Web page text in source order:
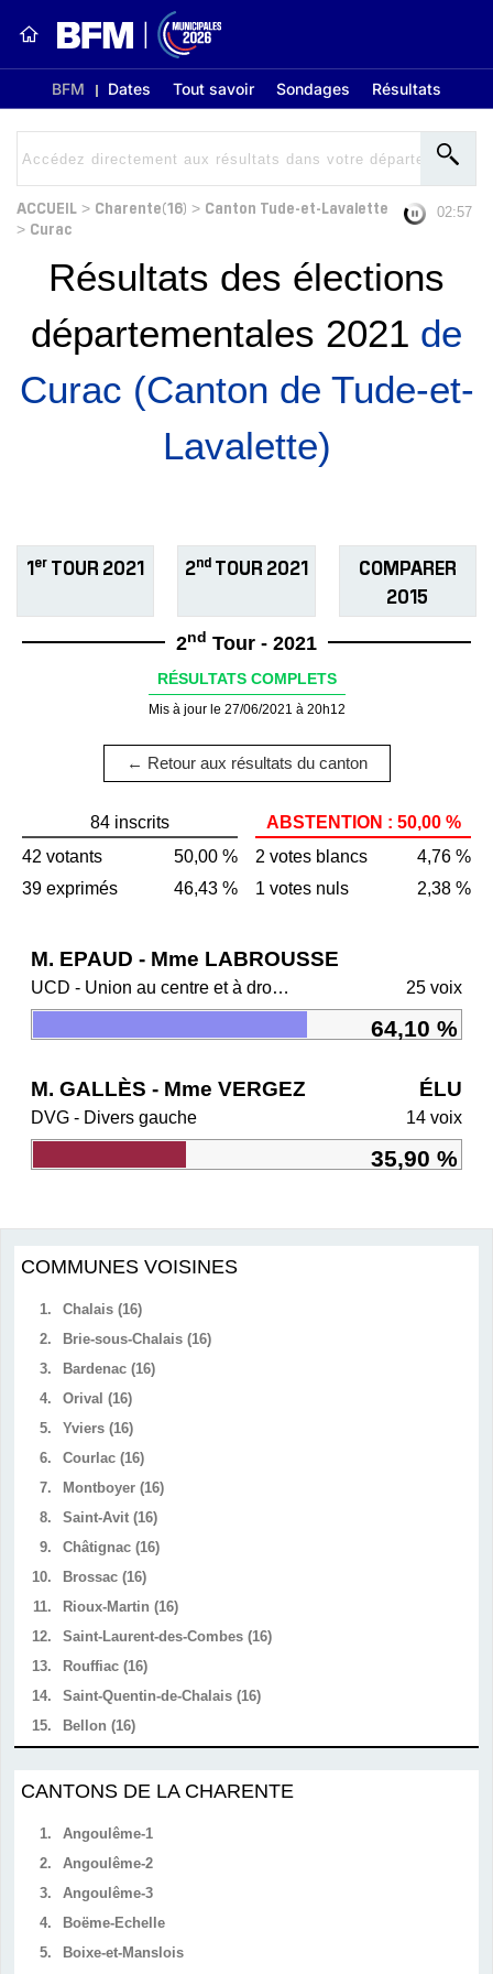
BFM Dates Tout savoir Sondages Résultats
ACCUEIL > Charente(16) > Canton Tude-et-Lavalette
> Curac
02:56
Résultats des élections
départementales 2021 de
Curac (Canton de Tude-et-
Lavalette)
1er TOUR 2021 2ndTOUR 2021
COMPARER
2015
2nd Tour - 2021
RÉSULTATS COMPLETS
Mis à jour le 27/06/2021 à 20h12
← Retour aux résultats du canton
84 inscrits
42 votants
50,00 %
39 exprimés
46,43 %
ABSTENTION : 50,00 %
2 votes blancs
4,76 %
1 votes nuls
2,38 %
M. EPAUD - Mme LABROUSSE
UCD - Union au centre et à droite 25 voix
64,10 %
M. GALLÈS - Mme VERGEZ ÉLU
DVG - Divers gauche 14 voix
35,90 %
COMMUNES VOISINES
1.
Chalais (16)
2.
Brie-sous-Chalais (16)
3.
Bardenac (16)
4.
Orival (16)
5.
Yviers (16)
6.
Courlac (16)
7.
Montboyer (16)
8.
Saint-Avit (16)
9.
Châtignac (16)
10.
Brossac (16)
11.
Rioux-Martin (16)
12.
Saint-Laurent-des-Combes (16)
13.
Rouffiac (16)
14.
Saint-Quentin-de-Chalais (16)
15.
Bellon (16)
CANTONS DE LA CHARENTE
1.
Angoulême-1
2.
Angoulême-2
3.
Angoulême-3
4.
Boëme-Echelle
5.
Boixe-et-Manslois